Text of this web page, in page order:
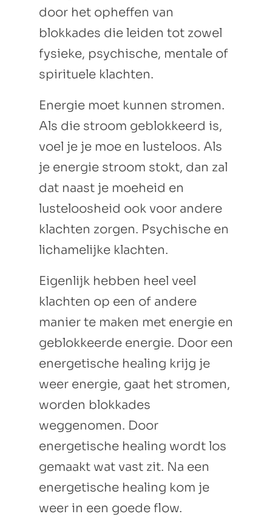
door het opheffen van
blokkades die leiden tot zowel
fysieke, psychische, mentale of
spirituele klachten.
Energie moet kunnen stromen.
Als die stroom geblokkeerd is,
voel je je moe en lusteloos. Als
je energie stroom stokt, dan zal
dat naast je moeheid en
lusteloosheid ook voor andere
klachten zorgen. Psychische en
lichamelijke klachten.
Eigenlijk hebben heel veel
klachten op een of andere
manier te maken met energie en
geblokkeerde energie. Door een
energetische healing krijg je
weer energie, gaat het stromen,
worden blokkades
weggenomen. Door
energetische healing wordt los
gemaakt wat vast zit. Na een
energetische healing kom je
weer in een goede flow.